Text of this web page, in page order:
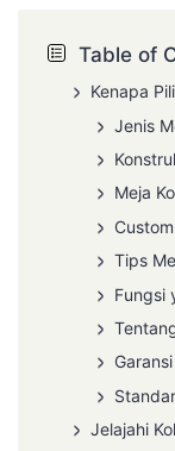
Table of
Kenapa
Jenis
Meja
Tips
Fungsi
Jelajahi